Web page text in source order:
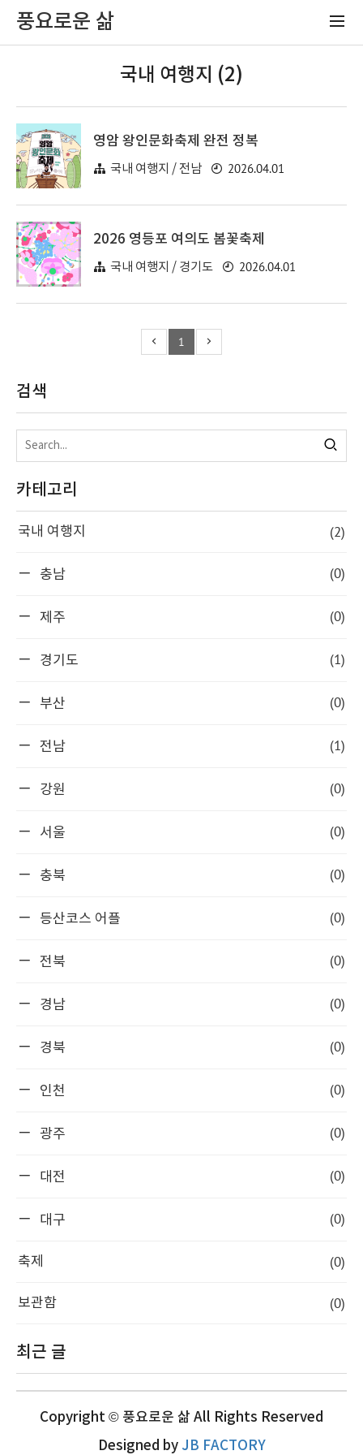
풍요로운 삶
국내 여행지 (2)
영암 왕인문화축제 완전 정복
국내 여행지 / 전남 2026.04.01
2026 영등포 여의도 봄꽃축제
국내 여행지 / 경기도 2026.04.01
1
검색
카테고리
국내 여행지 (2)
충남 (0)
제주 (0)
경기도 (1)
부산 (0)
전남 (1)
강원 (0)
서울 (0)
충북 (0)
등산코스 어플 (0)
전북 (0)
경남 (0)
경북 (0)
인천 (0)
광주 (0)
대전 (0)
대구 (0)
축제 (0)
보관함 (0)
최근 글
Copyright © 풍요로운 삶 All Rights Reserved
Designed by JB FACTORY